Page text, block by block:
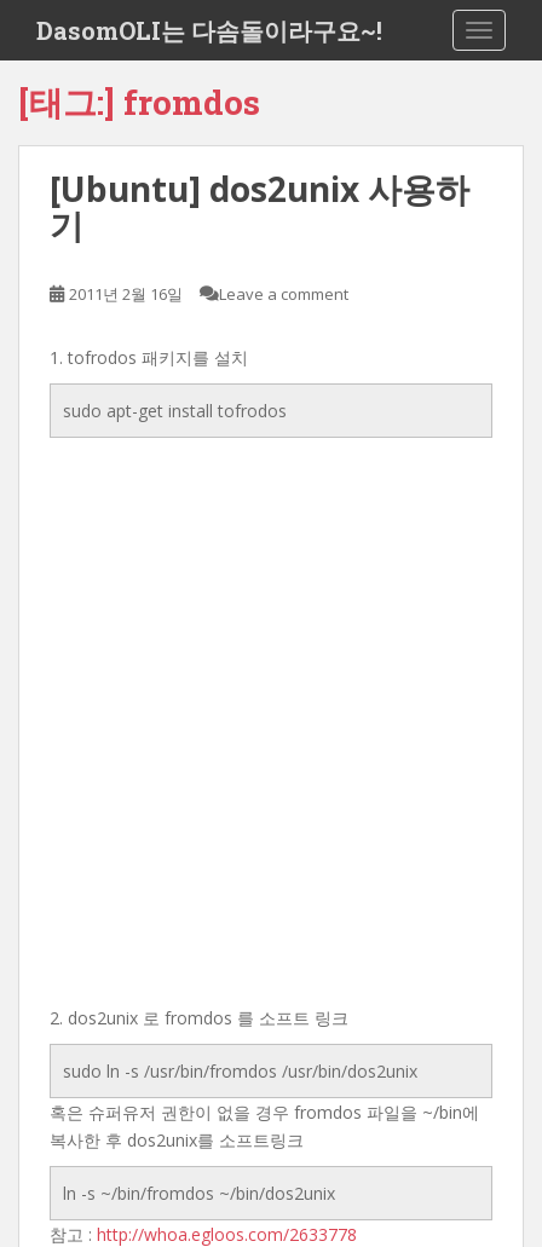
i
DasomOLI는 다솜돌이라구요~!
[태그:] fromdos
[Ubuntu] dos2unix 사용하
기
2011년 2월 16일 Leave a comment
1. tofrodos 패키지를 설치
sudo apt-get install tofrodos
2. dos2unix 로 fromdos 를 소프트 링크
sudo ln -s /usr/bin/fromdos /usr/bin/dos2unix
혹은 슈퍼유저 권한이 없을 경우 fromdos 파일을 ~/bin에
복사한 후 dos2unix를 소프트링크
ln -s ~/bin/fromdos ~/bin/dos2unix
참고 : http://whoa.egloos.com/2633778